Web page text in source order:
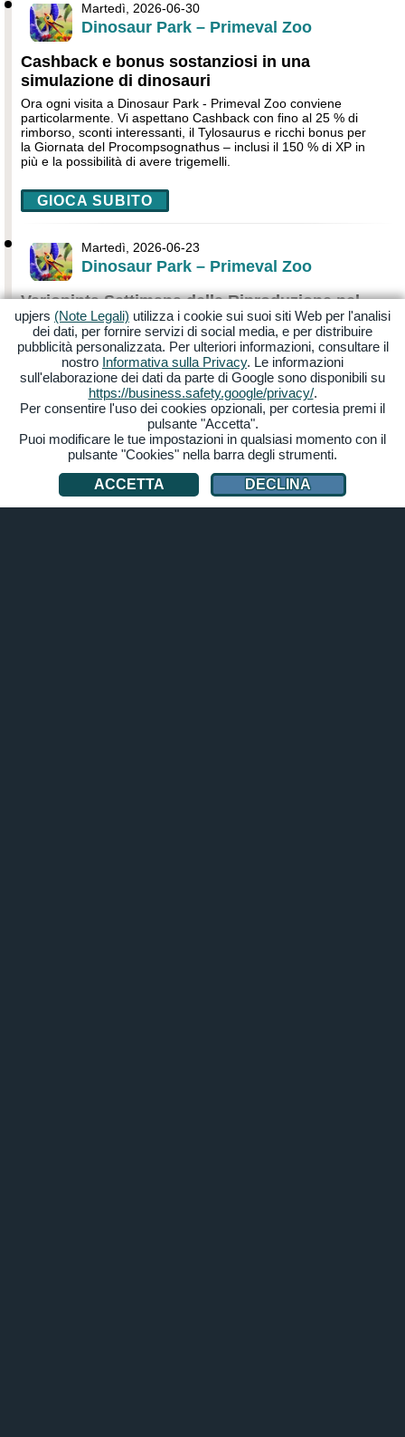
Martedì, 2026-06-30
Dinosaur Park – Primeval Zoo
Cashback e bonus sostanziosi in una
simulazione di dinosauri
Ora ogni visita a Dinosaur Park - Primeval Zoo conviene
particolarmente. Vi aspettano Cashback con fino al 25 % di
rimborso, sconti interessanti, il Tylosaurus e ricchi bonus per
la Giornata del Procompsognathus – inclusi il 150 % di XP in
più e la possibilità di avere trigemelli.
GIOCA SUBITO
Martedì, 2026-06-23
Dinosaur Park – Primeval Zoo
Variopinta Settimana della Riproduzione nel
Dino Game
Ora Dinosaur Park - Primeval Zoo si riempie davvero di
colori. Durante l'allevamento di varianti cromatiche potrete
contare su gemelli garantiti, accessori per l'allevamento
scontati e maggiori probabilità di ottenere rare varianti
cromatiche.
GIOCA SUBITO
Giovedì, 2026-06-18
Dinosaur Park – Primeval Zoo
All'inizio
upjers (Note Legali) utilizza i cookie sui suoi siti Web per l'analisi
dei dati, per fornire servizi di social media, e per distribuire
pubblicità personalizzata. Per ulteriori informazioni, consultare il
nostro Informativa sulla Privacy. Le informazioni
sull'elaborazione dei dati da parte di Google sono disponibili su
https://business.safety.google/privacy/.
Per consentire l'uso dei cookies opzionali, per cortesia premi il
pulsante "Accetta".
Puoi modificare le tue impostazioni in qualsiasi momento con il
pulsante "Cookies" nella barra degli strumenti.
ACCETTA
DECLINA